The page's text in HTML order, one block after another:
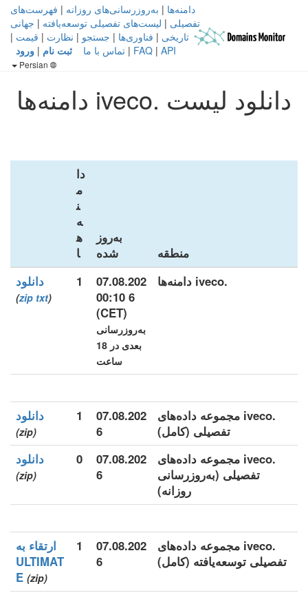
دامنه‌ها | به‌روزرسانی‌های روزانه | فهرست‌های
تفصیلی | لیست‌های تفصیلی توسعه‌یافته | جهانی
تاریخی | فناوری‌ها | جستجو | نظارت | قیمت |
FAQ | API
| تماس با ما ثبت نام | ورود
دانلود لیست .iveco دامنه‌ها
منطقه
به‌روز
شده
دا
م
ن
ه‌
ه
ا
.iveco دامنه‌ها
07.08.202
6 00:10
(CET)
به‌روزرسانی
بعدی در 18
ساعت
1 دانلود
(
zip txt
)
.iveco مجموعه داده‌های
تفصیلی (کامل)
07.08.202
6
1 دانلود
(zip)
.iveco مجموعه داده‌های
تفصیلی (به‌روزرسانی
روزانه)
07.08.202
6
0 دانلود
(zip)
.iveco مجموعه داده‌های
تفصیلی توسعه‌یافته (کامل)
07.08.202
6
1
ارتقاء به
ULTIMAT
E (zip)